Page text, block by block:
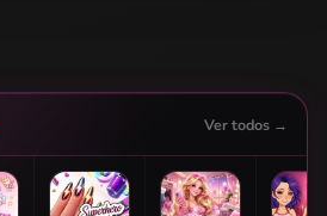
Ver todos →